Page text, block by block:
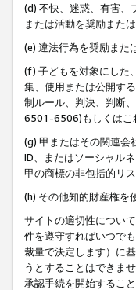
(d) 不快、迷惑、有害、
または活動を奨励また
(e) 違法行為を奨励また
(f) 子どもを対象にした
集、使用または公開す
制ルール、判決、判断
6501-6506)もしくはこ
(g) 甲またはその関連会
ID、またはソーシャル
甲の商標の非包括的リ
(h) その他知的財産権を
サイトの適切性につい
件を遵守すればいつで
裁量で決定します）に
うとすることはできませ
承認手続を開始すること